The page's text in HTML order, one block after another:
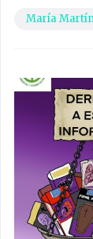
María